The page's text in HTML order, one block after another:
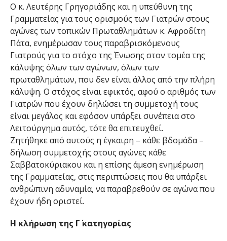
Ο κ. Λευτέρης Γρηγοριάδης και η υπεύθυνη της
Γραμματείας για τους ορισμούς των Γιατρών στους
αγώνες των τοπικών Πρωταθλημάτων κ. Αφροδίτη
Πάτα, ενημέρωσαν τους παραβρισκόμενους
Γιατρούς για το στόχο της Ένωσης στον τομέα της
κάλυψης όλων των αγώνων, όλων των
πρωταθλημάτων, που δεν είναι άλλος από την πλήρη
κάλυψη. Ο στόχος είναι εφικτός, αφού ο αριθμός των
Γιατρών που έχουν δηλώσει τη συμμετοχή τους
είναι μεγάλος και εφόσον υπάρξει συνέπεια στο
Λειτούργημα αυτός, τότε θα επιτευχθεί.
Ζητήθηκε από αυτούς η έγκαιρη – κάθε βδομάδα –
δήλωση συμμετοχής στους αγώνες κάθε
Σαββατοκύριακου και η επίσης άμεση ενημέρωση
της Γραμματείας, στις περιπτώσεις που θα υπάρξει
ανθρώπινη αδυναμία, να παραβρεθούν σε αγώνα που
έχουν ήδη οριστεί.
Η κλήρωση της Γ΄ κατηγορίας